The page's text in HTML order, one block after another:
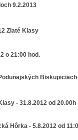
9.2.2013
Zlaté Klasy
o 21:00 hod.
Biskupiciach
- 31.8.2012 od 20.00h
Hôrka - 5.8.2012 od